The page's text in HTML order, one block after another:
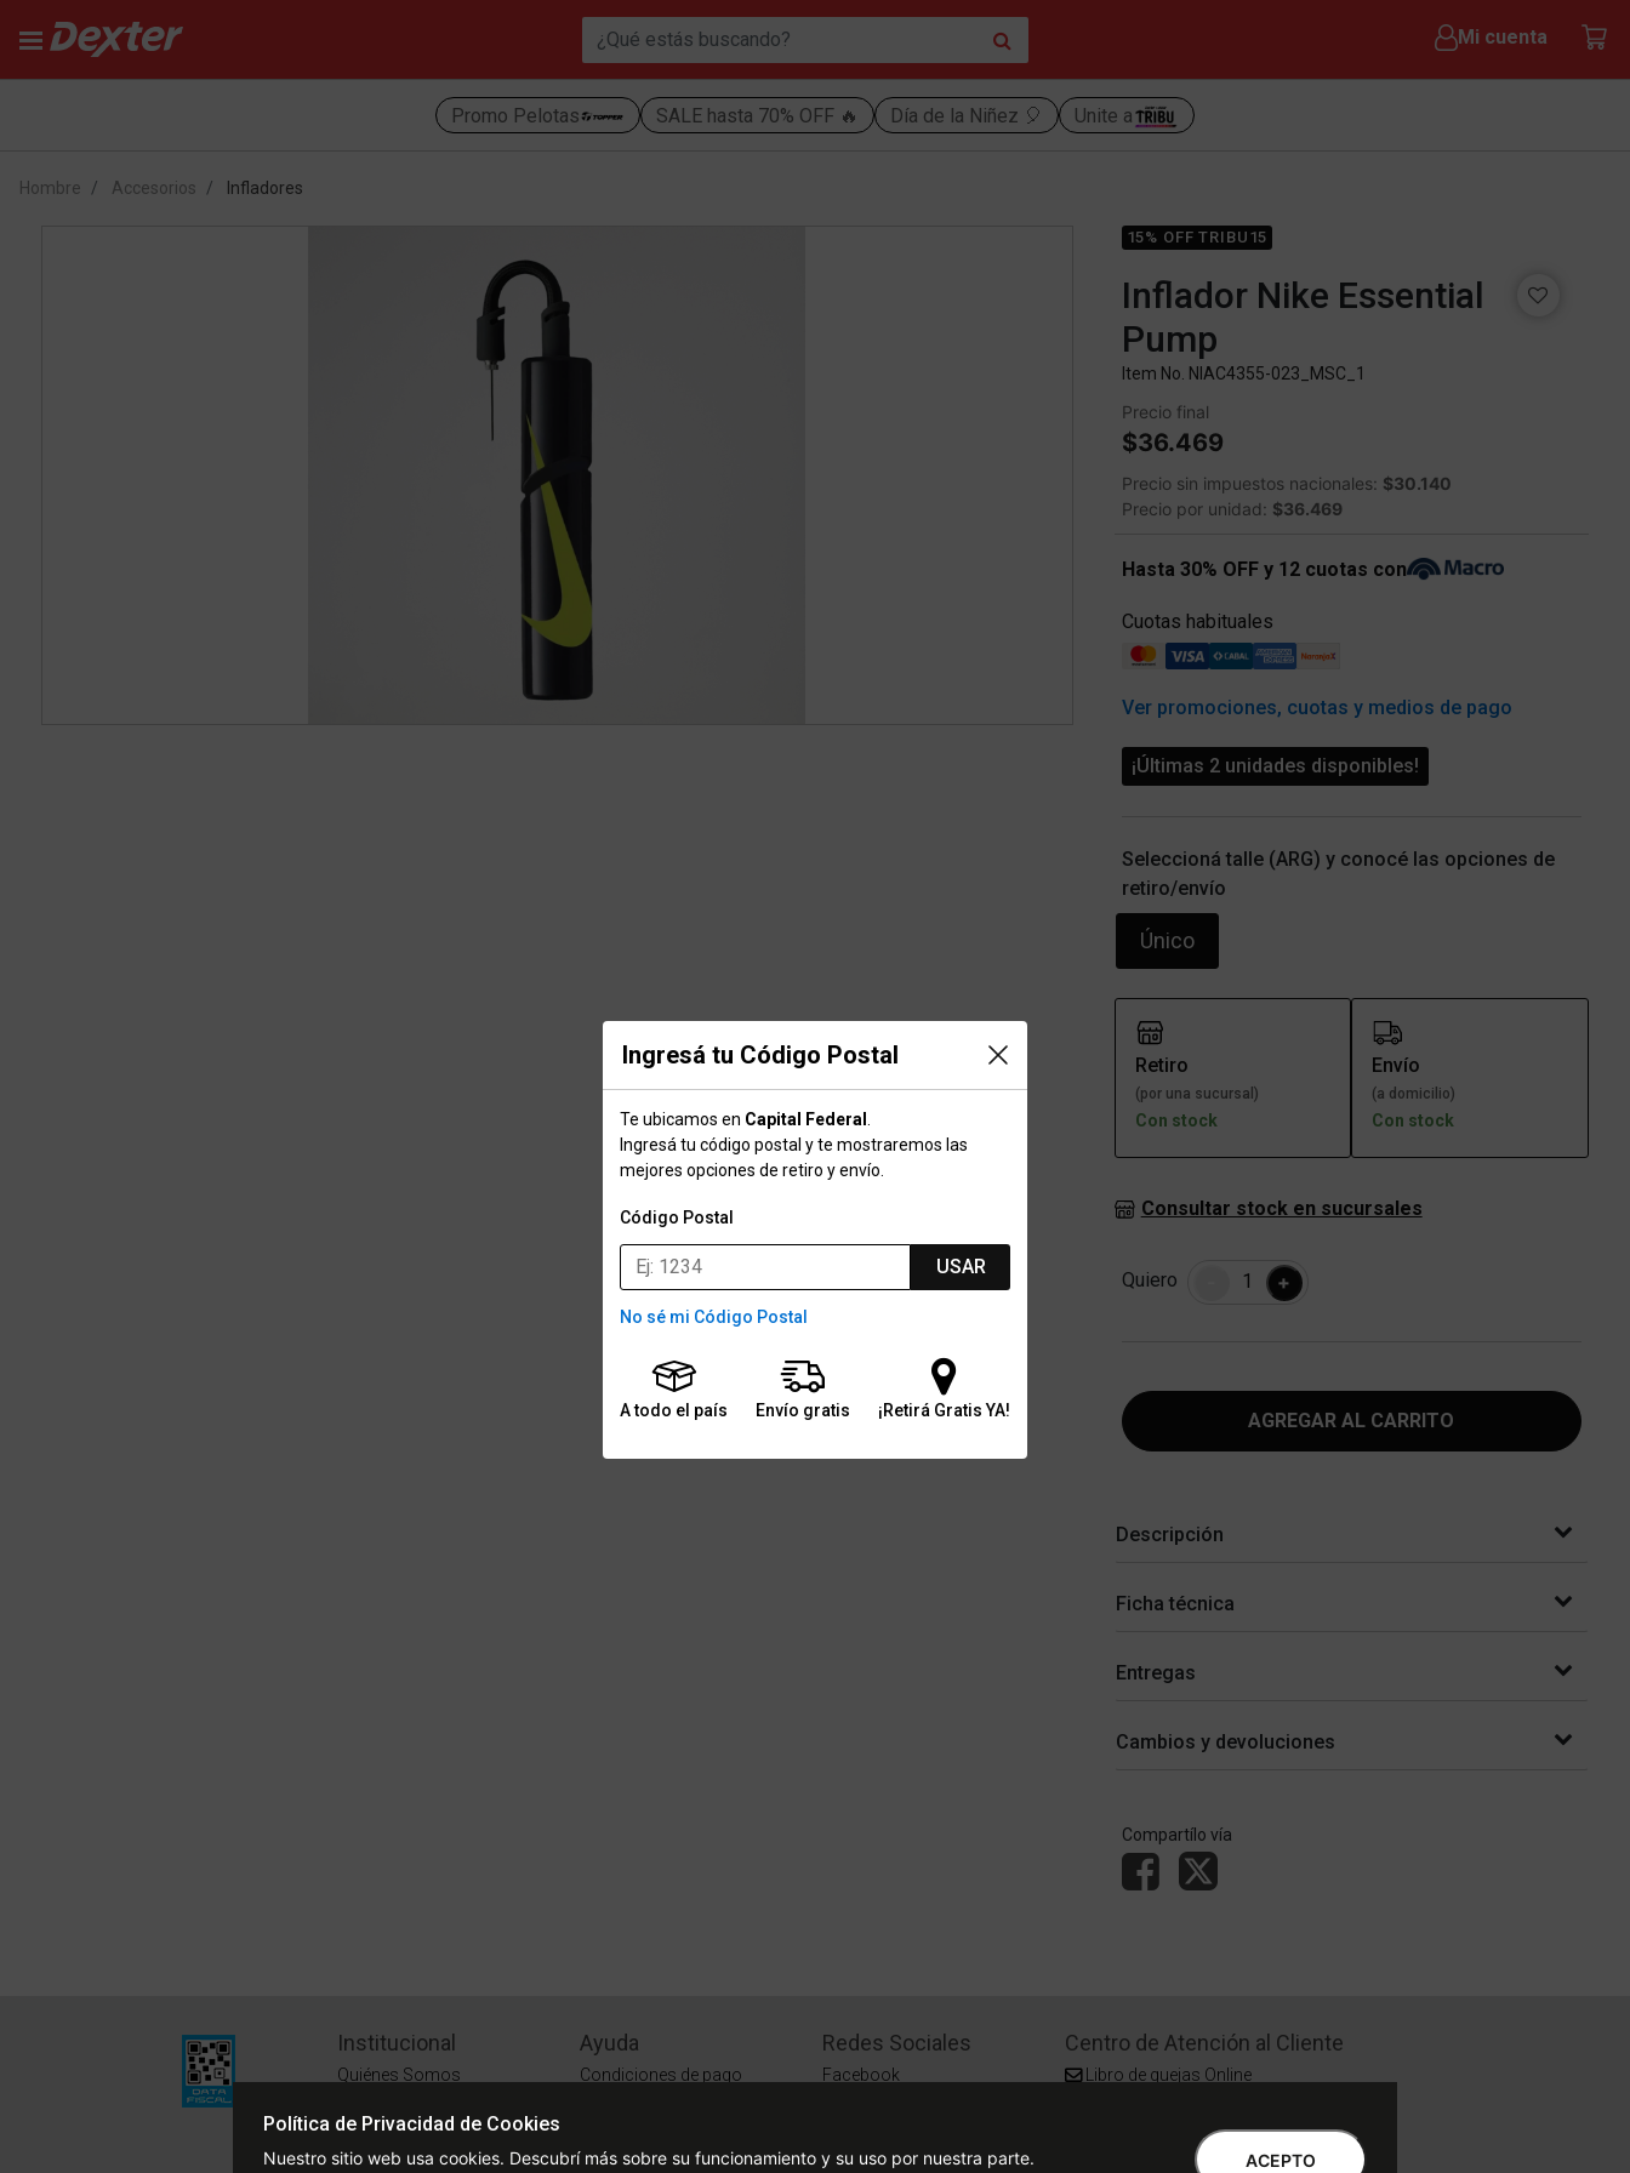
Mi cuenta
Promo Pelotas SALE hasta 70% OFF 🔥 Día de la Niñez 🎈 Unite a
Ingresá tu Código Postal
Te ubicamos en Capital Federal
Ingresá tu código postal y te mostraremos las
mejores opciones de retiro y envío.
Código Postal
USAR
No sé mi Código Postal
A todo el país Envío gratis ¡Retirá Gratis YA!
Hombre Accesorios Infladores
15% OFF TRIBU15
Inflador Nike Essential
Pump
Item No. NIAC4355-023_MSC_1
Precio final
$36.469
Precio sin impuestos nacionales: $30.140
Precio por unidad: $36.469
Hasta 30% OFF y 12 cuotas con
Cuotas habituales
Ver promociones, cuotas y medios de pago
¡Últimas 2 unidades disponibles!
Seleccioná talle (ARG) y conocé las opciones de
retiro/envío
Único
Retiro
(por una sucursal)
Con stock
Envío
(a domicilio)
Con stock
Consultar stock en sucursales
Quiero Cantidad +
AGREGAR AL CARRITO
Descripción
Ficha técnica
Entregas
Cambios y devoluciones
Compartílo vía
Institucional
Quiénes Somos
Políticas de Privacidad
Términos y Condiciones
Ayuda
Condiciones de pago
¿Cómo comprar?
Redes Sociales
Facebook
Centro de Atención al Cliente
Libro de quejas Online
0810-888-3398 | Lu a Vi 9 a 18 | Sa 9 a 17
Política de Privacidad de Cookies
Nuestro sitio web usa cookies. Descubrí más sobre su funcionamiento y su uso por nuestra parte. ACEPTO